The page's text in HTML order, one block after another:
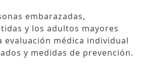
embarazadas,
y los adultos mayores
evaluación médica individual
y medidas de prevención.